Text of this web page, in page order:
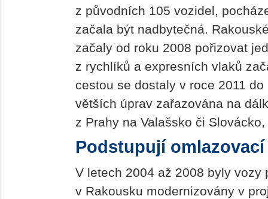
z původních 105 vozidel,
začala být nadbytečná.
začaly od roku 2008 pořizovat
z rychlíků a expresních vlaků
cestou se dostaly v roce 2011
větších úprav zařazována na
z Prahy na Valašsko či
Podstupují
V letech 2004 až 2008 byly vozy
v Rakousku modernizovány v